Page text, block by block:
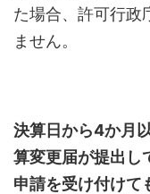
た場合、許可行政
ません。
決算日から4か月
算変更届が提出し
申請を受け付けて